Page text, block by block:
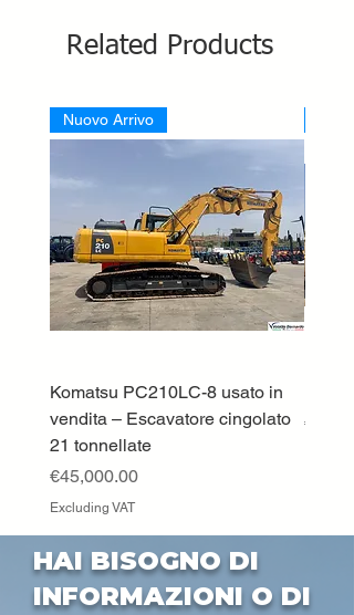
Related Products
Nuovo Arrivo
Komatsu PC210LC-8 usato in
vendita – Escavatore cingolato
21 tonnellate
Price
€45,000.00
Excluding VAT
Price
HAI BISOGNO DI
INFORMAZIONI O DI